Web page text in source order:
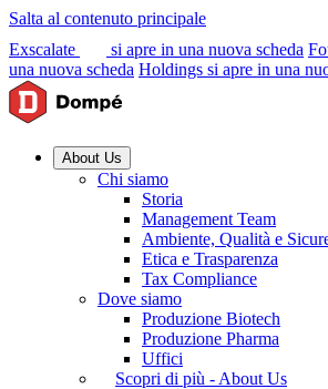
Salta al contenuto principale
Exscalate
si apre in una nuova scheda
una nuova scheda Holdings si apre in una
About Us
Chi siamo
Storia
Management Team
Ambiente, Qualità e
Etica e Trasparenza
Tax Compliance
Dove siamo
Produzione Biotech
Produzione Pharma
Uffici
Scopri di più - About Us